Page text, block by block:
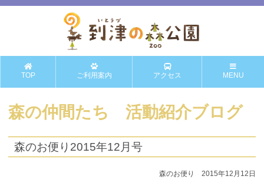
TOP ご利用案内 アクセス MENU
森の仲間たち 活動紹介ブログ
森のお便り2015年12月号
森のお便り 2015年12月12日